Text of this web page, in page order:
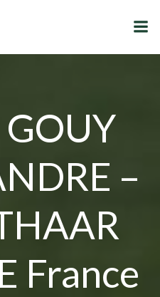
GOUY
–
France